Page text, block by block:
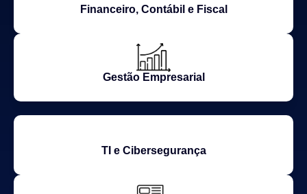
Financeiro, Contábil e Fiscal
Gestão Empresarial
TI e Cibersegurança